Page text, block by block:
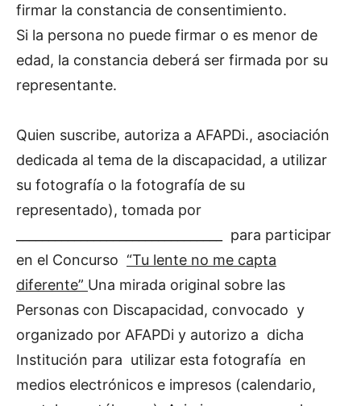
firmar la constancia de consentimiento.
Si la persona no puede firmar o es menor de
edad, la constancia deberá ser firmada por su
representante.
Quien suscribe, autoriza a AFAPDi., asociación
dedicada al tema de la discapacidad, a utilizar
su fotografía o la fotografía de su
representado), tomada por
________________________________ para participar
en el Concurso “Tu lente no me capta
diferente” Una mirada original sobre las
Personas con Discapacidad, convocado y
organizado por AFAPDi y autorizo a dicha
Institución para utilizar esta fotografía en
medios electrónicos e impresos (calendario,